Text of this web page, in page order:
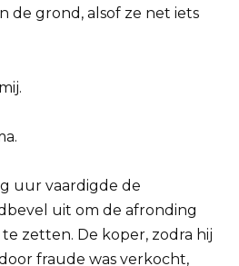
de grond, alsof ze net iets
uur vaardigde de
uit om de afronding
zetten. De koper, zodra hij
fraude was verkocht,